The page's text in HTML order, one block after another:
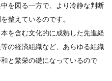
を図る一方で、より冷静な判断
整えているのです。
を含む文化的に成熟した先進経
の経済組織など、あらゆる組織
と繁栄の礎になっているので